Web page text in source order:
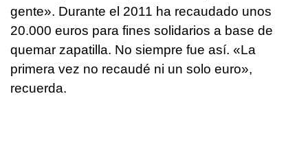
gente». Durante el 2011 ha recaudado unos
20.000 euros para fines solidarios a base de
quemar zapatilla. No siempre fue así. «La
primera vez no recaudé ni un solo euro»,
recuerda.